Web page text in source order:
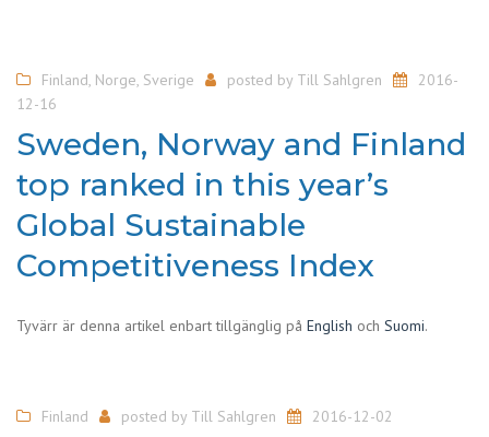
Finland, Norge, Sverige posted by Till Sahlgren
2016-
12-16
Sweden, Norway and Finland
top ranked in this year’s
Global Sustainable
Competitiveness Index
Tyvärr är denna artikel enbart tillgänglig på English och Suomi.
Finland posted by Till Sahlgren 2016-12-02